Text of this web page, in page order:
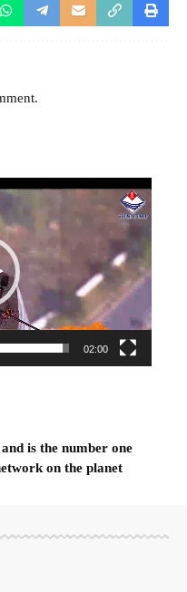
02:00
is the number one
on the planet